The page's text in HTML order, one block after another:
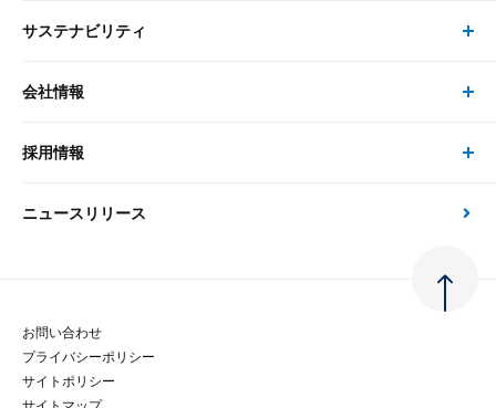
大和総研の強み
先端テクノロジーに基づく新たな価値の創出
政策分析
金融経済教育等
書籍
セミナー トップ
現在受付中のセミナー・イベント
サステナビリティ
サステナビリティの取り組み
次世代社会への貢献
マルチステークホルダー方針
会社情報
会社情報 トップ
会社概要・役員一覧
大和総研の歩み
採用情報
採用情報 トップ
経験者採用
ニュースリリース
お問い合わせ
プライバシーポリシー
サイトポリシー